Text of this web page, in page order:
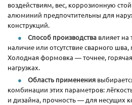
воздействиям, вес, коррозионную
алюминий предпочтительны для
конструкций.
Способ производства влияет на
наличие или отсутствие сварного шва,
Холодная формовка — точнее,
нагрузках.
Область применения
комбинации этих параметров:
и дизайна, прочность — для несущих